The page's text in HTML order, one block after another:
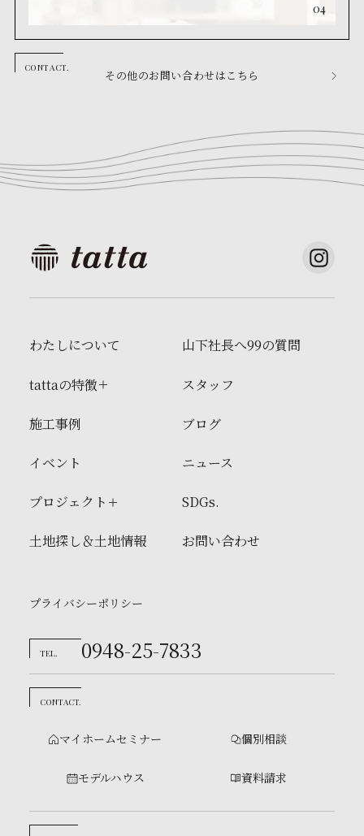
04
その他のお問い合わせはこちら
わたしについて
tattaの特徴
施工事例
イベント
プロジェクト
土地探し＆土地情報
山下社長へ99の質問
スタッフ
ブログ
ニュース
SDGs.
お問い合わせ
プライバシーポリシー
TEL. 0948-25-7833
CONTACT.
マイホームセミナー 個別相談
モデルハウス 資料請求